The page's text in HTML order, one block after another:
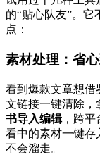
的“贴心队友”。
点：
素材处理：省
看到爆款文章想借
文链接一键清除，
书导入编辑，跨平
看中的素材一键存
不会溜走。